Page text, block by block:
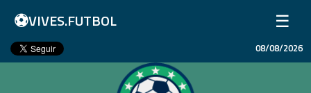
⚽VIVES.FUTBOL ☰
Inicio
08/08/2026